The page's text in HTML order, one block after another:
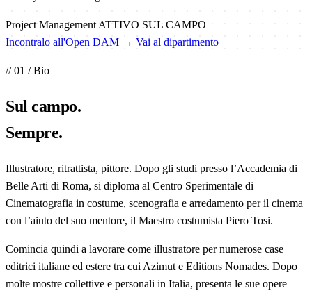
Project Management ATTIVO SUL CAMPO
Incontralo all'Open DAM → Vai al dipartimento
// 01 / Bio
Sulcampo.
Sempre.
Illustratore, ritrattista, pittore. Dopo gli studi presso l’Accademia di
Belle Arti di Roma, si diploma al Centro Sperimentale di
Cinematografia in costume, scenografia e arredamento per il cinema
con l’aiuto del suo mentore, il Maestro costumista Piero Tosi.
Comincia quindi a lavorare come illustratore per numerose case
editrici italiane ed estere tra cui Azimut e Editions Nomades. Dopo
molte mostre collettive e personali in Italia, presenta le sue opere